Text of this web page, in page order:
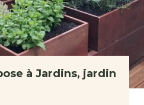
à Jardins, jardin